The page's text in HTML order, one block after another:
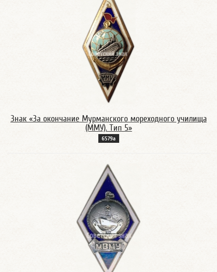
Знак «За окончание Мурманского мореходного училища
(ММУ). Тип 5»
6579а